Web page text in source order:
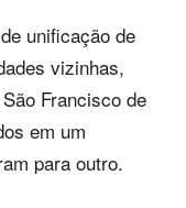
unificação de
vizinhas,
Francisco de
em um
para outro.